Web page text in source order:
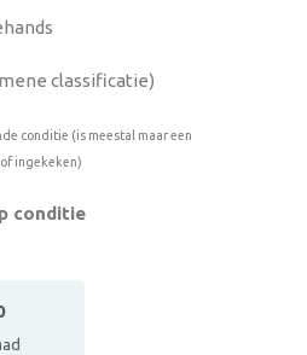
classificatie)
conditie (is meestal maar een
ingekeken)
conditie